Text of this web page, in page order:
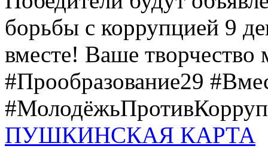
борьбы с коррупцией 9
вместе! Ваше творчество
#Прообразование29
ПУШКИНСКАЯ КАРТА